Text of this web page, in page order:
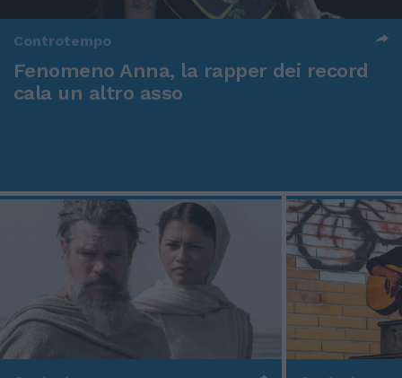
Controtempo
Fenomeno Anna, la rapper dei record
cala un altro asso